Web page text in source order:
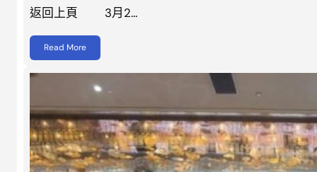
返回上頁 3月2…
Read More